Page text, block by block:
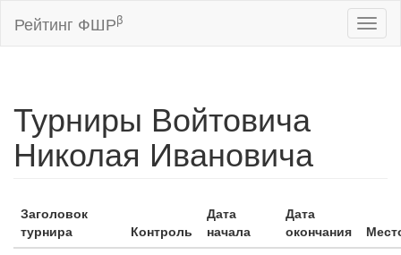
Рейтинг ФШРβ
Турниры Войтовича
Николая Ивановича
Заголовок
турнира
Контроль
Дата
начала
Дата
окончания